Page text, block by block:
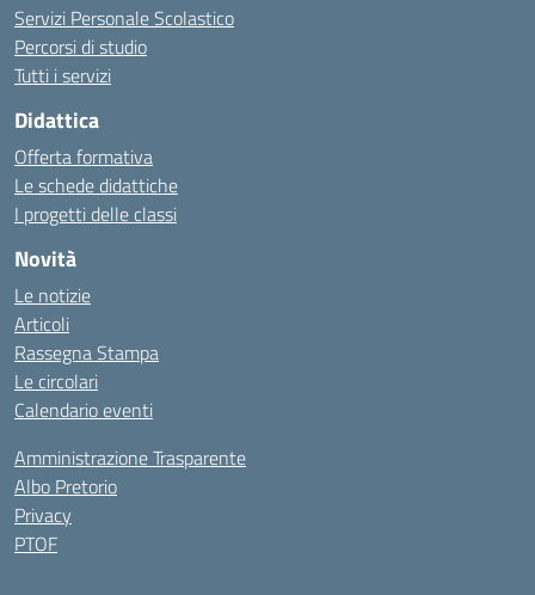
Servizi Personale Scolastico
Percorsi di studio
Tutti i servizi
Didattica
Offerta formativa
Le schede didattiche
I progetti delle classi
Novità
Le notizie
Articoli
Rassegna Stampa
Le circolari
Calendario eventi
Amministrazione Trasparente
Albo Pretorio
Privacy
PTOF